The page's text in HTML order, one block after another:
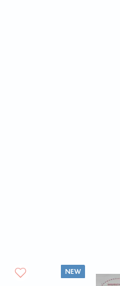
NEW